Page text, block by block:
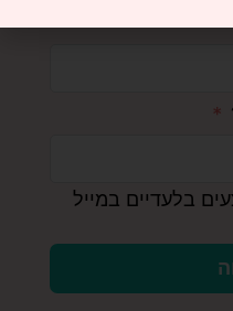
בלעדיים במייל